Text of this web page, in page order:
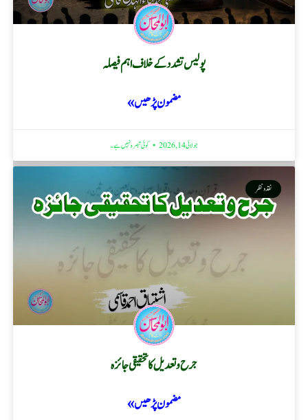
پولیس تشدد کے خلاف اہم فیصلہ
مضمون پڑھیں »
جولائی 14, 2026 کوئی تبصرہ نہیں ہے۔
نقد ونظر
جرح و تعدیل کا تحقیقی جائزہ
مضمون پڑھیں »